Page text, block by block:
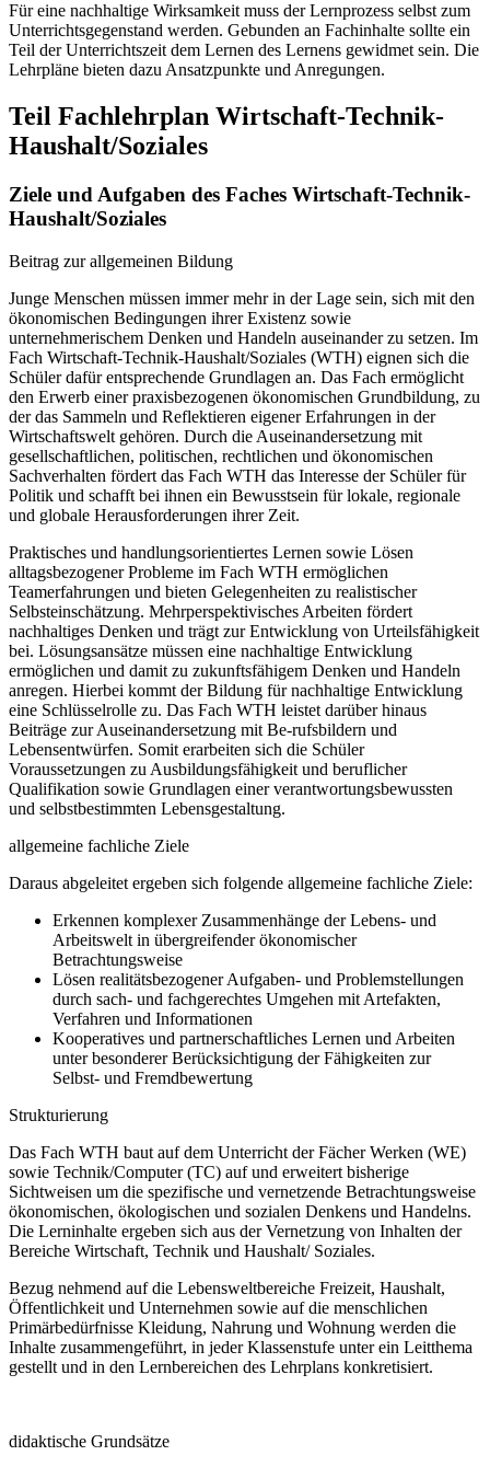
Für eine nachhaltige Wirksamkeit muss der Lernprozess selbst zum
Unterrichtsgegenstand werden. Gebunden an Fachinhalte sollte ein
Teil der Unterrichtszeit dem Lernen des Lernens gewidmet sein. Die
Lehrpläne bieten dazu Ansatzpunkte und Anregungen.
Teil Fachlehrplan Wirtschaft-Technik-
Haushalt/Soziales
Ziele und Aufgaben des Faches Wirtschaft-Technik-
Haushalt/Soziales
Beitrag zur allgemeinen Bildung
Junge Menschen müssen immer mehr in der Lage sein, sich mit den
ökonomischen Bedingungen ihrer Existenz sowie
unternehmerischem Denken und Handeln auseinander zu setzen. Im
Fach Wirtschaft-Technik-Haushalt/Soziales (WTH) eignen sich die
Schüler dafür entsprechende Grundlagen an. Das Fach ermöglicht
den Erwerb einer praxisbezogenen ökonomischen Grundbildung, zu
der das Sammeln und Reflektieren eigener Erfahrungen in der
Wirtschaftswelt gehören. Durch die Auseinandersetzung mit
gesellschaftlichen, politischen, rechtlichen und ökonomischen
Sachverhalten fördert das Fach WTH das Interesse der Schüler für
Politik und schafft bei ihnen ein Bewusstsein für lokale, regionale
und globale Herausforderungen ihrer Zeit.
Praktisches und handlungsorientiertes Lernen sowie Lösen
alltagsbezogener Probleme im Fach WTH ermöglichen
Teamerfahrungen und bieten Gelegenheiten zu realistischer
Selbsteinschätzung. Mehrperspektivisches Arbeiten fördert
nachhaltiges Denken und trägt zur Entwicklung von Urteilsfähigkeit
bei. Lösungsansätze müssen eine nachhaltige Entwicklung
ermöglichen und damit zu zukunftsfähigem Denken und Handeln
anregen. Hierbei kommt der Bildung für nachhaltige Entwicklung
eine Schlüsselrolle zu. Das Fach WTH leistet darüber hinaus
Beiträge zur Auseinandersetzung mit Be-rufsbildern und
Lebensentwürfen. Somit erarbeiten sich die Schüler
Voraussetzungen zu Ausbildungsfähigkeit und beruflicher
Qualifikation sowie Grundlagen einer verantwortungsbewussten
und selbstbestimmten Lebensgestaltung.
allgemeine fachliche Ziele
Daraus abgeleitet ergeben sich folgende allgemeine fachliche Ziele:
Erkennen komplexer Zusammenhänge der Lebens- und
Arbeitswelt in übergreifender ökonomischer
Betrachtungsweise
Lösen realitätsbezogener Aufgaben- und Problemstellungen
durch sach- und fachgerechtes Umgehen mit Artefakten,
Verfahren und Informationen
Kooperatives und partnerschaftliches Lernen und Arbeiten
unter besonderer Berücksichtigung der Fähigkeiten zur
Selbst- und Fremdbewertung
Strukturierung
Das Fach WTH baut auf dem Unterricht der Fächer Werken (WE)
sowie Technik/Computer (TC) auf und erweitert bisherige
Sichtweisen um die spezifische und vernetzende Betrachtungsweise
ökonomischen, ökologischen und sozialen Denkens und Handelns.
Die Lerninhalte ergeben sich aus der Vernetzung von Inhalten der
Bereiche Wirtschaft, Technik und Haushalt/ Soziales.
Bezug nehmend auf die Lebensweltbereiche Freizeit, Haushalt,
Öffentlichkeit und Unternehmen sowie auf die menschlichen
Primärbedürfnisse Kleidung, Nahrung und Wohnung werden die
Inhalte zusammengeführt, in jeder Klassenstufe unter ein Leitthema
gestellt und in den Lernbereichen des Lehrplans konkretisiert.
didaktische Grundsätze